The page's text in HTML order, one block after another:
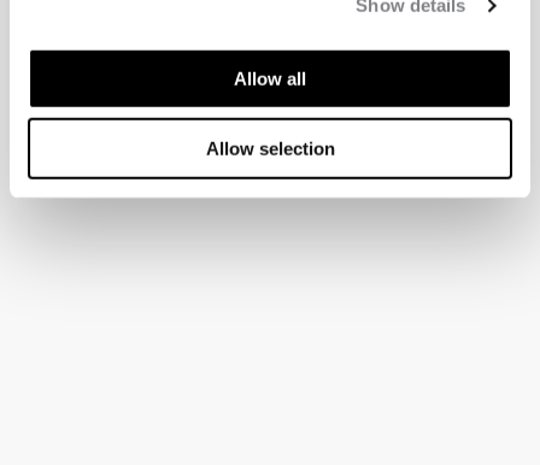
Show details
Allow all
Allow selection